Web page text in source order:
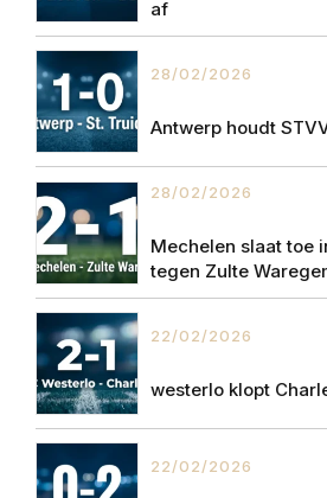
af
28/02/2026
Antwerp houdt
28/02/2026
Mechelen slaat toe
tegen Zulte
22/02/2026
westerlo klopt
22/02/2026